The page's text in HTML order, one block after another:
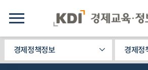
경제정책정보 경제정